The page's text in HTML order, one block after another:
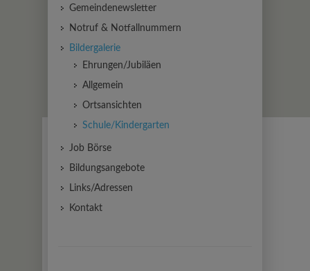
Gemeindenewsletter
Notruf & Notfallnummern
Bildergalerie
Ehrungen/Jubiläen
Allgemein
Ortsansichten
Schule/Kindergarten
Job Börse
Bildungsangebote
Links/Adressen
Kontakt